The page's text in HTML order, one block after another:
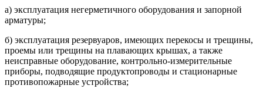
а) эксплуатация негерметичного оборудования и запорной
арматуры;
б) эксплуатация резервуаров, имеющих перекосы и трещины,
проемы или трещины на плавающих крышах, а также
неисправные оборудование, контрольно-измерительные
приборы, подводящие продуктопроводы и стационарные
противопожарные устройства;